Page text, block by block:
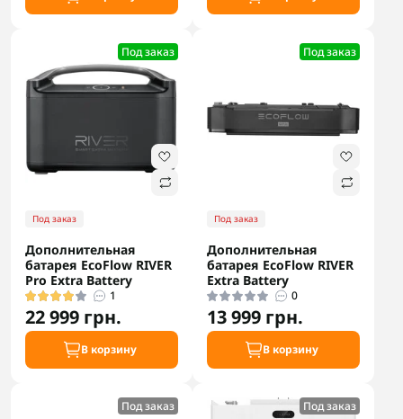
Под заказ
Под заказ
Дополнительная
батарея EcoFlow RIVER
Pro Extra Battery
1
22 999 грн.
В корзину
Под заказ
Под заказ
Дополнительная
батарея EcoFlow RIVER
Extra Battery
0
13 999 грн.
В корзину
Под заказ Под заказ